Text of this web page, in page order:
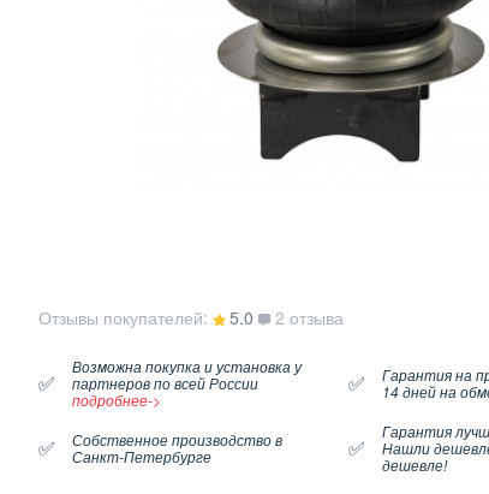
Отзывы покупателей: 5.0 2 отзыва
✅
Возможна покупка и установка у
партнеров по всей России
подробнее->
✅
Гарантия на
14 дней на
✅
Собственное производство в
Санкт-Петербурге
✅
Гарантия
Нашли
дешевле!